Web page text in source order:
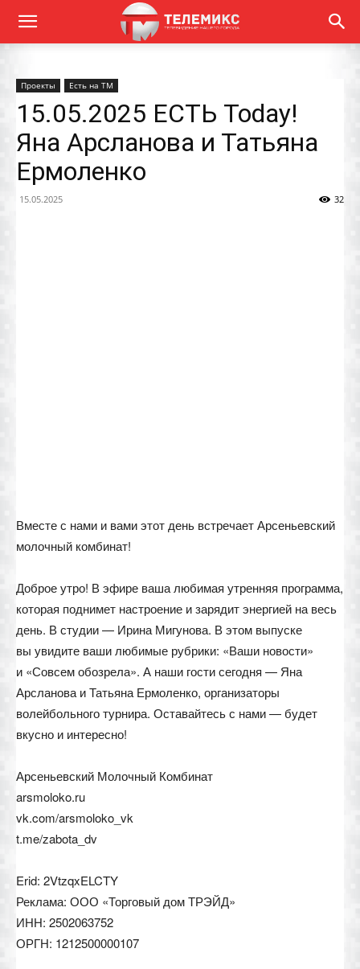
Проекты Есть на ТМ
15.05.2025 ЕСТЬ Today!
Яна Арсланова и Татьяна
Ермоленко
15.05.2025 32
Вместе с нами и вами этот день встречает Арсеньевский
молочный комбинат!
Доброе утро! В эфире ваша любимая утренняя программа,
которая поднимет настроение и зарядит энергией на весь
день. В студии — Ирина Мигунова. В этом выпуске
вы увидите ваши любимые рубрики: «Ваши новости»
и «Совсем обозрела». А наши гости сегодня — Яна
Арсланова и Татьяна Ермоленко, организаторы
волейбольного турнира. Оставайтесь с нами — будет
вкусно и интересно!
Арсеньевский Молочный Комбинат
arsmoloko.ru
vk.com/arsmoloko_vk
t.me/zabota_dv
Erid: 2VtzqxELCTY
Реклама: ООО «Торговый дом ТРЭЙД»
ИНН: 2502063752
ОРГН: 1212500000107